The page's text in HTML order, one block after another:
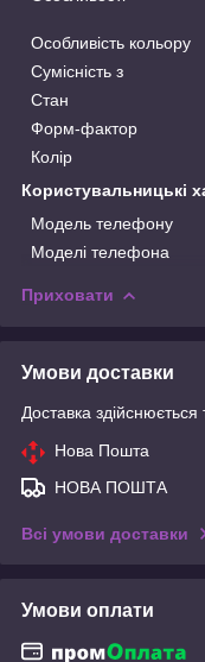
Особливість кольору
Сумісність з
Стан
Форм-фактор
Колір
Користувальницькі
Модель телефону
Моделі телефона
Приховати
Умови доставки
Доставка здійснюється
Нова Пошта
НОВА ПОШТА
Всі умови доставки
Умови оплати